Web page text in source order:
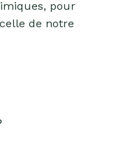
pour
de notre